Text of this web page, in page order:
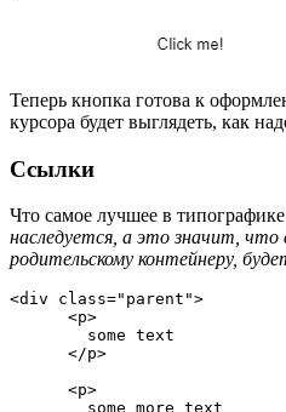
Теперь кнопка готова к
курсора будет выглядеть, как
Ссылки
Что самое лучшее в типографике
наследуется, а это значит,
родительскому контейнеру,
<div class="parent">
      <p>
        some text
      </p>
      <p>
        some more text